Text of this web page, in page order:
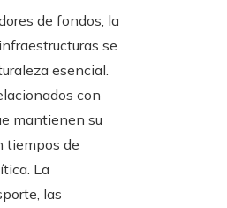
de fondos, la
se
esencial.
con
mantienen su
tiempos de
La
las